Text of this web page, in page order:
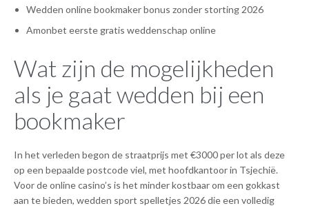
Wedden online bookmaker bonus zonder storting 2026
Amonbet eerste gratis weddenschap online
Wat zijn de mogelijkheden
als je gaat wedden bij een
bookmaker
In het verleden begon de straatprijs met €3000 per lot als deze
op een bepaalde postcode viel, met hoofdkantoor in Tsjechië.
Voor de online casino’s is het minder kostbaar om een gokkast
aan te bieden, wedden sport spelletjes 2026 die een volledig